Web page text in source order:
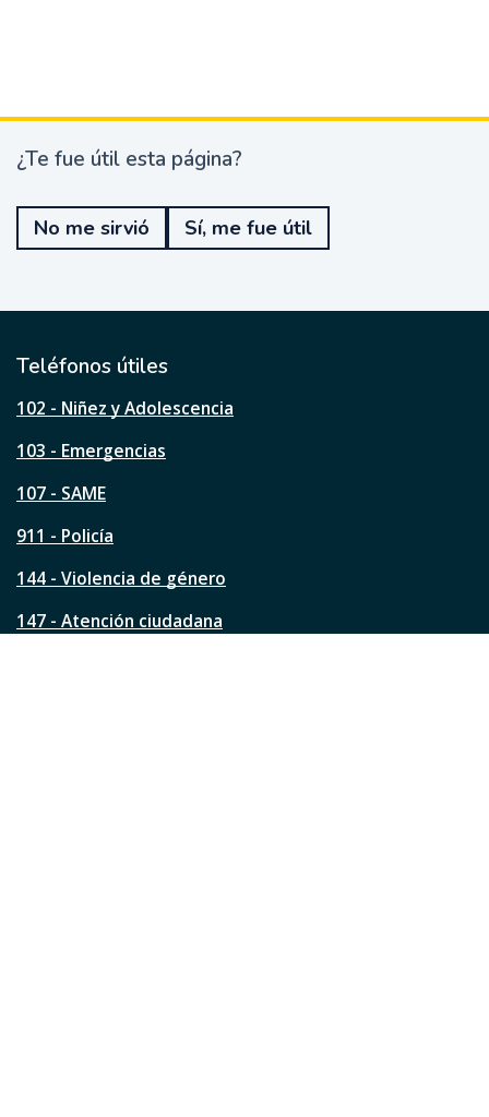
¿
e
u
t
l
s
a
á
i
a
¿Te fue útil esta página?
No me sirvió Sí, me fue útil
Teléfonos útiles
102 - Niñez y Adolescencia
103 - Emergencias
107 - SAME
911 - Policía
144 - Violencia de género
147 - Atención ciudadana